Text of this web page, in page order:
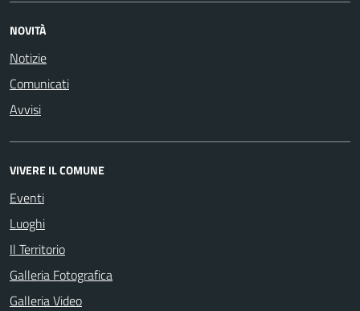
NOVITÀ
Notizie
Comunicati
Avvisi
VIVERE IL COMUNE
Eventi
Luoghi
Il Territorio
Galleria Fotografica
Galleria Video